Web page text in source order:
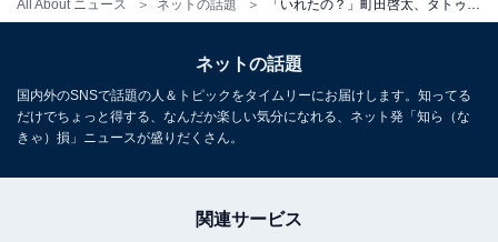
All About ニュース ネットの話題
ネットの話題
国内外のSNSで話題の人＆トピックをタイムリーにお届けします。知ってる
だけでちょっと得する、なんだか楽しい気分になれる、ネット発「知ら（な
きゃ）損」ニュースが盛りだくさん。
関連サービス